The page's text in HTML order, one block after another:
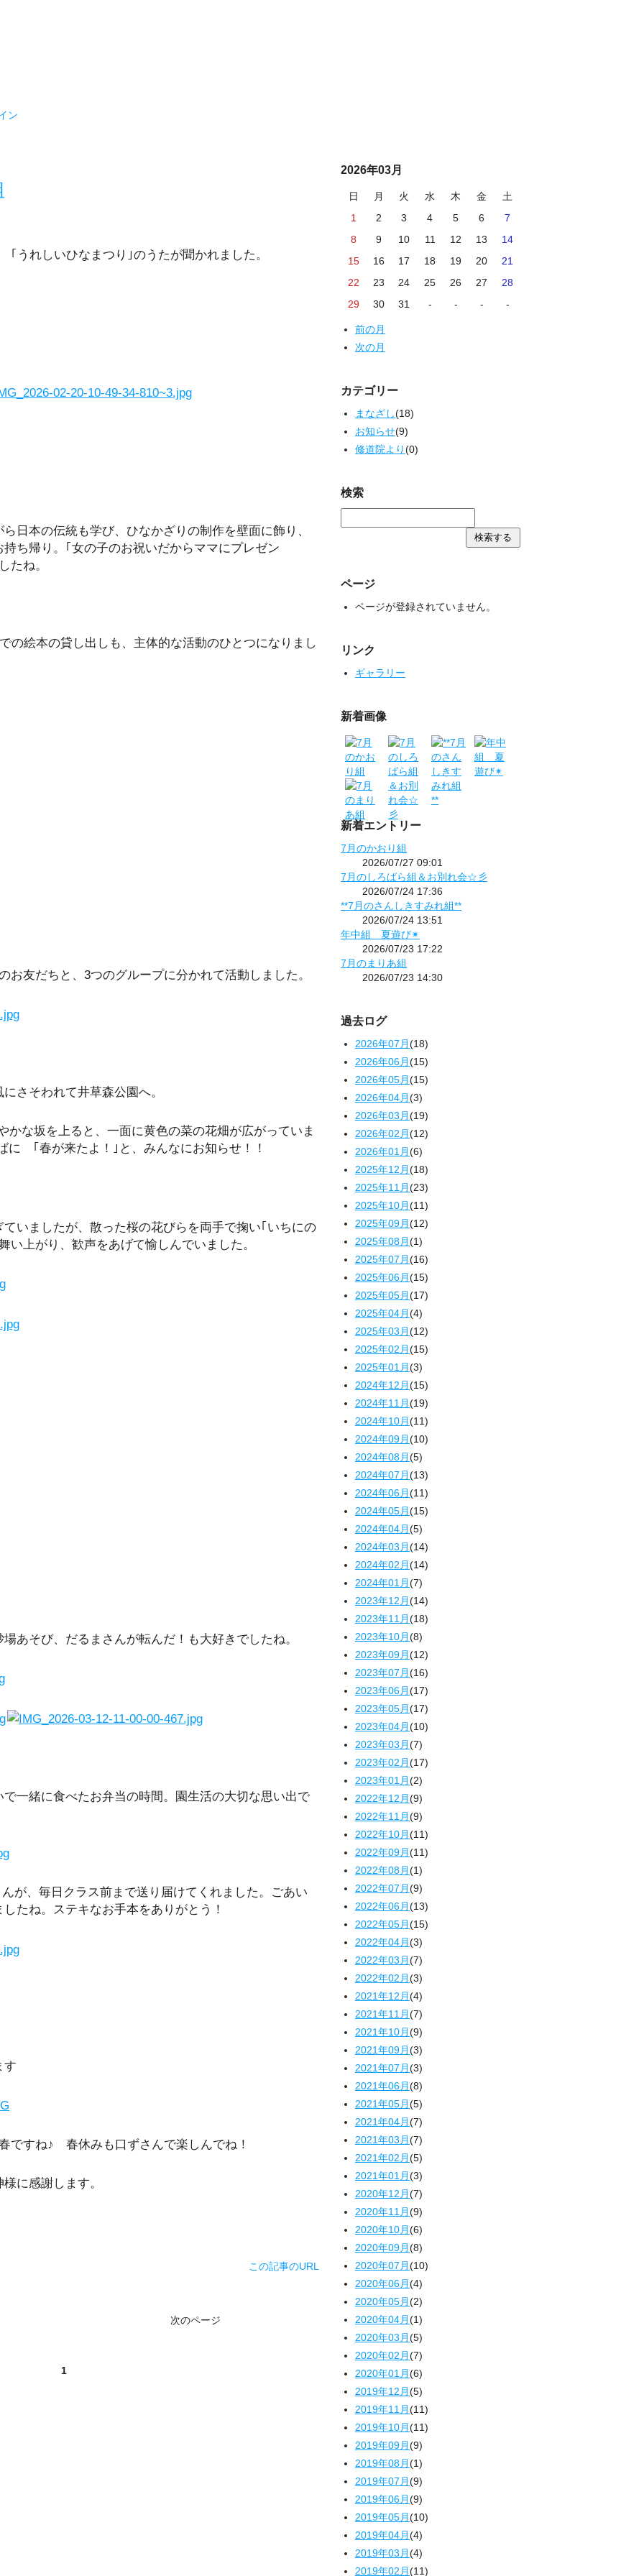
ン
うれしいひなまつり｣のうたが聞かれました。
日本の伝統も学び、ひなかざりの制作を壁面に飾り、
ち帰り。｢女の子のお祝いだからママにプレゼン
たね。
の絵本の貸し出しも、主体的な活動のひとつになりまし
お友だちと、3つのグループに分かれて活動しました。
さそわれて井草森公園へ。
かな坂を上ると、一面に黄色の菜の花畑が広がっていま
に ｢春が来たよ！｣と、みんなにお知らせ！！
いましたが、散った桜の花びらを両手で掬い｢いちにの
い上がり、歓声をあげて愉しんでいました。
あそび、だるまさんが転んだ！も大好きでしたね。
一緒に食べたお弁当の時間。園生活の大切な思い出で
が、毎日クラス前まで送り届けてくれました。ごあい
たね。ステキなお手本をありがとう！
す
ですね♪ 春休みも口ずさんで楽しんでね！
に感謝します。
この記事のURL
次のページ
1
2026年03月
日 月 火 水 木 金
土
1
2 3 4 5 6
7
8
9 10 11 12 13
14
15
16 17 18 19 20
21
22
23 24 25 26 27
28
29
30 31 - - - -
前の月
次の月
カテゴリー
まなざし(18)
お知らせ(9)
修道院より(0)
検索
ページ
ページが登録されていません。
リンク
ギャラリー
新着画像
新着エントリー
7月のかおり組
2026/07/27 09:01
7月のしろばら組＆お別れ会☆彡
2026/07/24 17:36
**7月のさんしきすみれ組**
2026/07/24 13:51
年中組 夏遊び✴
2026/07/23 17:22
7月のまりあ組
2026/07/23 14:30
過去ログ
2026年07月(18)
2026年06月(15)
2026年05月(15)
2026年04月(3)
2026年03月(19)
2026年02月(12)
2026年01月(6)
2025年12月(18)
2025年11月(23)
2025年10月(11)
2025年09月(12)
2025年08月(1)
2025年07月(16)
2025年06月(15)
2025年05月(17)
2025年04月(4)
2025年03月(12)
2025年02月(15)
2025年01月(3)
2024年12月(15)
2024年11月(19)
2024年10月(11)
2024年09月(10)
2024年08月(5)
2024年07月(13)
2024年06月(11)
2024年05月(15)
2024年04月(5)
2024年03月(14)
2024年02月(14)
2024年01月(7)
2023年12月(14)
2023年11月(18)
2023年10月(8)
2023年09月(12)
2023年07月(16)
2023年06月(17)
2023年05月(17)
2023年04月(10)
2023年03月(7)
2023年02月(17)
2023年01月(2)
2022年12月(9)
2022年11月(9)
2022年10月(11)
2022年09月(11)
2022年08月(1)
2022年07月(9)
2022年06月(13)
2022年05月(15)
2022年04月(3)
2022年03月(7)
2022年02月(3)
2021年12月(4)
2021年11月(7)
2021年10月(9)
2021年09月(3)
2021年07月(3)
2021年06月(8)
2021年05月(5)
2021年04月(7)
2021年03月(7)
2021年02月(5)
2021年01月(3)
2020年12月(7)
2020年11月(9)
2020年10月(6)
2020年09月(8)
2020年07月(10)
2020年06月(4)
2020年05月(2)
2020年04月(1)
2020年03月(5)
2020年02月(7)
2020年01月(6)
2019年12月(5)
2019年11月(11)
2019年10月(11)
2019年09月(9)
2019年08月(1)
2019年07月(9)
2019年06月(9)
2019年05月(10)
2019年04月(4)
2019年03月(4)
2019年02月(11)